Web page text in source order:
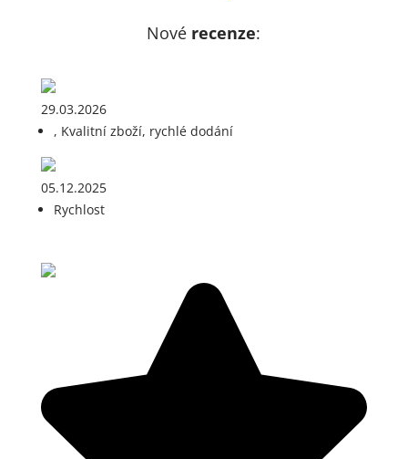
Nové recenze:
29.03.2026
, Kvalitní zboží, rychlé dodání
05.12.2025
Rychlost